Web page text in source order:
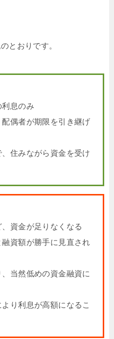
とおりです。
利息のみ
配偶者が期限を引き継げ
、住みながら資金を受け
、資金が足りなくなる
融資額が勝手に見直され
当然低めの資金融資に
り利息が高額になるこ